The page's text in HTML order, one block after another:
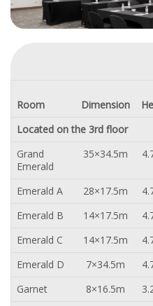
Room Dimension
Located on the 3rd floor
Grand
Emerald
35×34.5m
Emerald A 28×17.5m
Emerald B
14×17.5m
Emerald C
14×17.5m
Emerald D
7×34.5m
Garnet
8×16.5m